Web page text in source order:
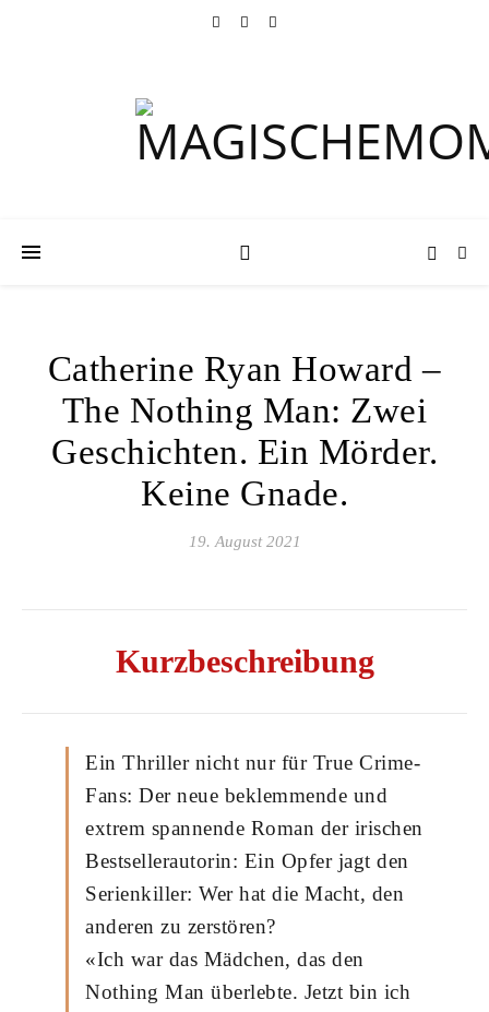
Catherine Ryan Howard –
The Nothing Man: Zwei
Geschichten. Ein Mörder.
Keine Gnade.
19. August 2021
Kurzbeschreibung
Ein Thriller nicht nur für True Crime-
Fans: Der neue beklemmende und
extrem spannende Roman der irischen
Bestsellerautorin: Ein Opfer jagt den
Serienkiller: Wer hat die Macht, den
anderen zu zerstören?
«Ich war das Mädchen, das den
Nothing Man überlebte. Jetzt bin ich